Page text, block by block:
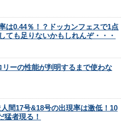
は0.44％！？ドッカンフェスで1点
ても足りないかもしれんぞ・・・
リーの性能が判明するまで使わな
間17号&18号の出現率は激低！10
猛者現る！